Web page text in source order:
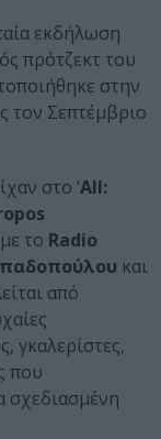
εκδήλωση
πρότζεκτ του
στην
τον Σεπτέμβριο
στο ‘All:
το Radio
και
από
γκαλερίστες,
που
σχεδιασμένη